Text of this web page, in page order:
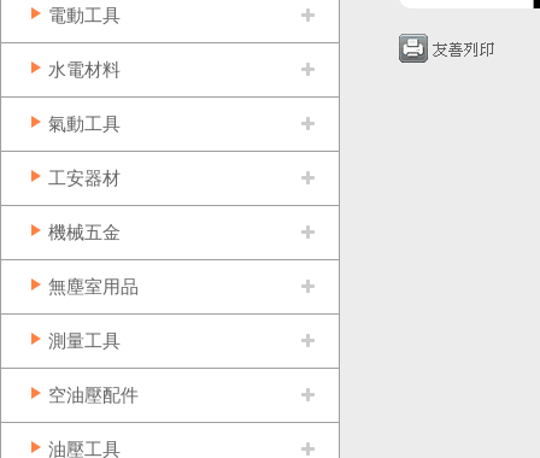
電動工具
水電材料
氣動工具
工安器材
機械五金
無塵室用品
測量工具
空油壓配件
油壓工具